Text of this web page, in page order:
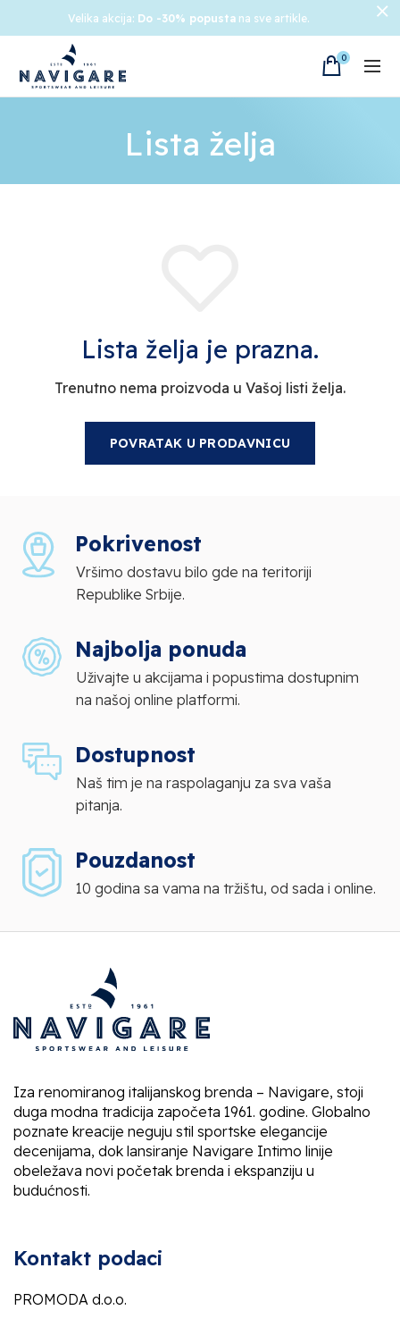
0
Lista želja
Lista želja je prazna.
Trenutno nema proizvoda u Vašoj listi želja.
POVRATAK U PRODAVNICU
Pokrivenost
Vršimo dostavu bilo gde na teritoriji
Republike Srbije.
Najbolja ponuda
Uživajte u akcijama i popustima dostupnim
na našoj online platformi.
Dostupnost
Naš tim je na raspolaganju za sva vaša
pitanja.
Pouzdanost
10 godina sa vama na tržištu, od sada i online.
Iza renomiranog italijanskog brenda – Navigare, stoji
duga modna tradicija započeta 1961. godine. Globalno
poznate kreacije neguju stil sportske elegancije
decenijama, dok lansiranje Navigare Intimo linije
obeležava novi početak brenda i ekspanziju u
budućnosti.
Kontakt podaci
PROMODA d.o.o.
Velika akcija: Do -30% popusta na sve artikle.